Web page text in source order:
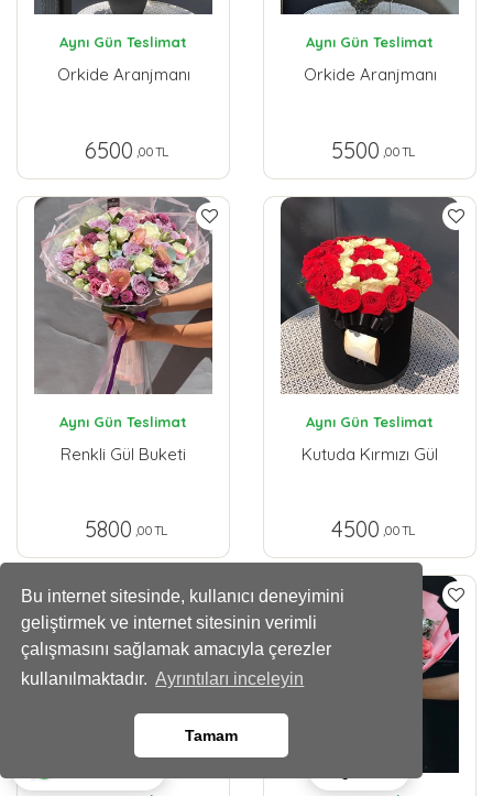
Bu internet sitesinde, kullanıcı deneyimini
geliştirmek ve internet sitesinin verimli
çalışmasını sağlamak amacıyla çerezler
kullanılmaktadır. Ayrıntıları inceleyin
Tamam
Aynı Gün Teslimat
Orkide Aranjmanı
6500 ,00 TL
Aynı Gün Teslimat
Orkide Aranjmanı
5500 ,00 TL
Aynı Gün Teslimat
Renkli Gül Buketi
5800 ,00 TL
Aynı Gün Teslimat
Kutuda Kırmızı Gül
4500 ,00 TL